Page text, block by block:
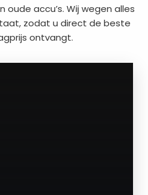
oude accu’s. Wij wegen alles
zodat u direct de beste
ontvangt.